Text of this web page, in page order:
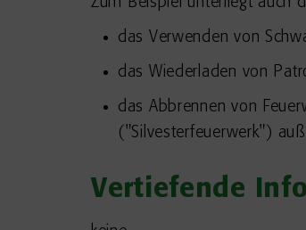
das Verwenden von
das Wiederladen von
das Abbrennen von
("Silvesterfeuerwerk")
Vertiefende